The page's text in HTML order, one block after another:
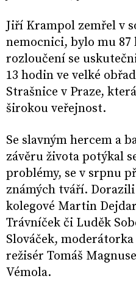
Jiří Krampol zemřel v
nemocnici, bylo mu
rozloučení se
13 hodin ve velké
Strašnice v Praze,
širokou veřejnost.
Se slavným hercem a
závěru života potýkal
problémy, se v srpnu
známých tváří.
kolegové Martin
Trávníček či Luděk
Slováček,
režisér Tomáš
Vémola.